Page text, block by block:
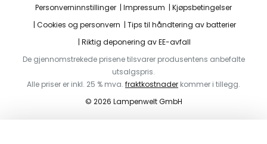
Personverninnstillinger Impressum
Kjøpsbetingelser
Cookies og personvern
Tips til håndtering av batterier
Riktig deponering av EE-avfall
De gjennomstrekede prisene tilsvarer produsentens anbefalte
utsalgspris.
Alle priser er inkl. 25 % mva. fraktkostnader kommer i tillegg.
© 2026 Lampenwelt GmbH